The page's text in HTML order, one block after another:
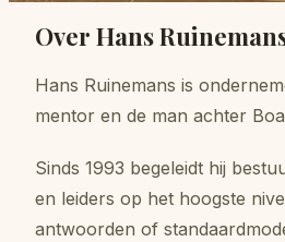
Over Hans
Hans Ruinemans is
mentor en de man achter
Sinds 1993 begeleidt hij
en leiders op het hoogste
antwoorden of